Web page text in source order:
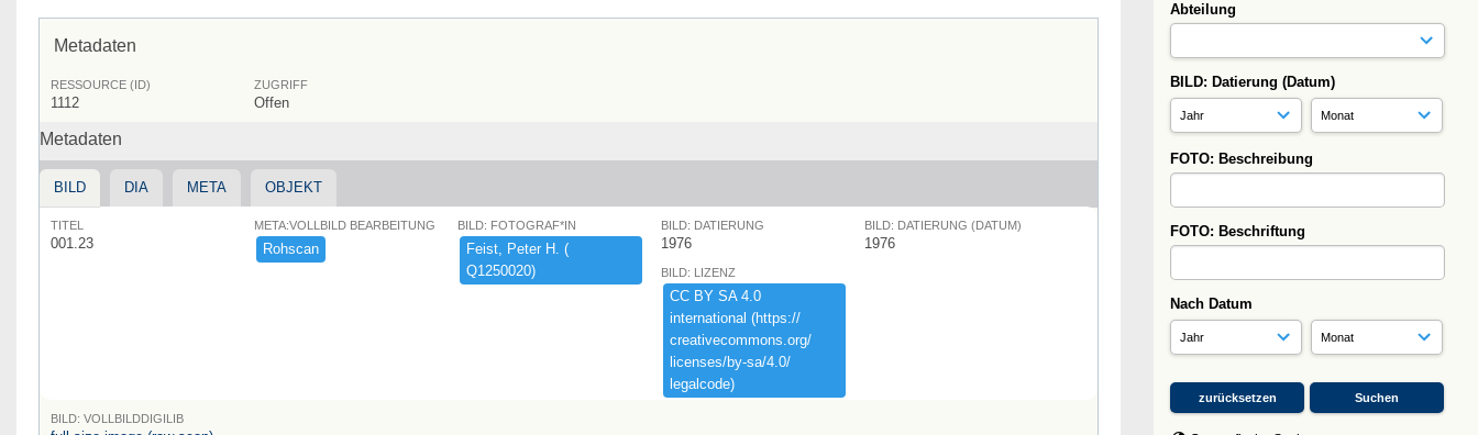
Abteilung
BILD: Datierung (Datum)
FOTO: Beschreibung
FOTO: Beschriftung
Nach Datum
Metadaten
RESSOURCE (ID)
1112
ZUGRIFF
Offen
Metadaten
BILD DIA META OBJEKT
TITEL
001.23
META:VOLLBILD BEARBEITUNG
Rohscan
BILD: FOTOGRAF*IN
Feist,​ ​Peter ​H.​ ​(​
Q1250020)​
BILD: DATIERUNG
1976
BILD: DATIERUNG (DATUM)
1976
BILD: LIZENZ
CC ​BY ​SA ​4.​0 ​
international ​(​https:​/​/​
creativecommons.​org/​
licenses/​by-​sa/​4.​0/​
legalcode)​
BILD: VOLLBILDDIGILIB